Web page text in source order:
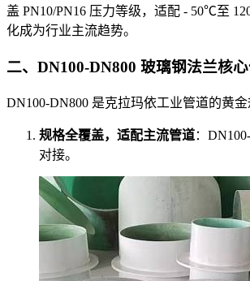
盖 PN10/PN16 压力等级，适配 - 50℃至
化成为行业主流趋势。
二、DN100-DN800 玻璃钢法兰核
DN100-DN800 是克拉玛依工业管道的黄
规格全覆盖，适配主流管道：
对接。